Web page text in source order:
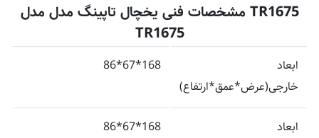
TR1675 مشخصات فنی یخچال تاپینگ مدل مدل
TR1675
ابعاد
خارجی(عرض*عمق*ارتفاع)
168*67*86
ابعاد
168*67*86